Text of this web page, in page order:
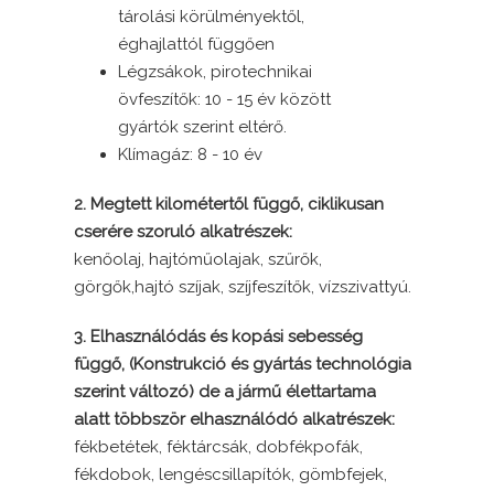
tárolási körülményektől,
éghajlattól függően
Légzsákok, pirotechnikai
övfeszítők: 10 - 15 év között
gyártók szerint eltérő.
Klímagáz: 8 - 10 év
2. Megtett kilométertől függő, ciklikusan
cserére szoruló alkatrészek:
kenőolaj, hajtóműolajak, szűrők,
görgők,hajtó szíjak, szíjfeszítők, vízszivattyú.
3. Elhasználódás és kopási sebesség
függő, (Konstrukció és gyártás technológia
szerint változó) de a jármű élettartama
alatt többször elhasználódó alkatrészek:
fékbetétek, féktárcsák, dobfékpofák,
fékdobok, lengéscsillapítók, gömbfejek,